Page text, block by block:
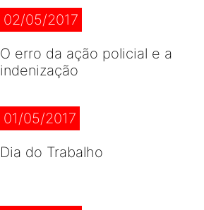
02/05/2017
O erro da ação policial e a
indenização
01/05/2017
Dia do Trabalho